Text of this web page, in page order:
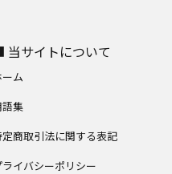
当サイトについて
ーム
集
商取引法に関する表記
ライバシーポリシー